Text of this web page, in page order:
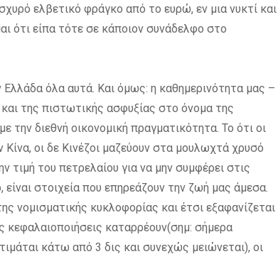
ελβετικό φράγκο από το ευρώ, εν μια νυκτί και
ότι είπα τότε σε κάποιον συνάδελφο στο
όλα αυτά. Και όμως: η καθημερινότητα μας –
της πιστωτικής ασφυξίας στο όνομα της
την διεθνή οικονομική πραγματικότητα. Το ότι οι
οι δε Κινέζοι μαζεύουν στα μουλωχτά χρυσό
τιμή του πετρελαίου για να μην συμφέρει στις
είναι στοιχεία που επηρεάζουν την ζωή μας άμεσα.
νομισματικής κυκλοφορίας και έτσι εξαφανίζεται
κεφαλαιοποιήσεις καταρρέουν(σημ: σήμερα
κάτω από 3 δις και συνεχώς μειώνεται), οι